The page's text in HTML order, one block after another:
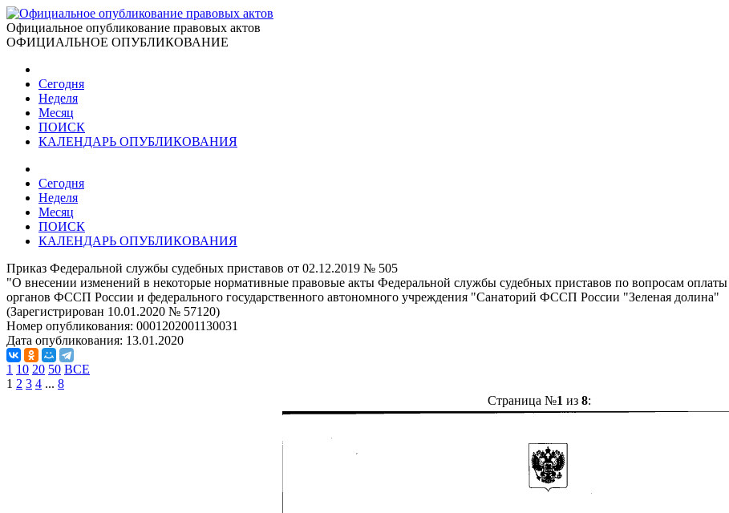
Официальное опубликование правовых актов
ОФИЦИАЛЬНОЕ ОПУБЛИКОВАНИЕ
Сегодня
Неделя
Месяц
ПОИСК
КАЛЕНДАРЬ ОПУБЛИКОВАНИЯ
Сегодня
Неделя
Месяц
ПОИСК
КАЛЕНДАРЬ ОПУБЛИКОВАНИЯ
Приказ Федеральной службы судебных приставов от 02.12.2019 № 505
"О внесении изменений в некоторые нормативные правовые акты Федеральной службы судебных приставов по вопросам оплаты
органов ФССП России и федерального государственного автономного учреждения "Санаторий ФССП России "Зеленая долина"
(Зарегистрирован 10.01.2020 № 57120)
Номер опубликования: 0001202001130031
Дата опубликования: 13.01.2020
1 10 20 50 ВСЕ
1 2 3 4 ... 8
Страница №1 из 8: